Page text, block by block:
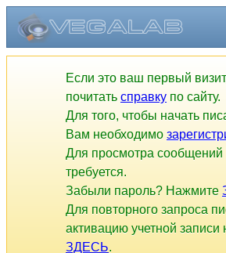
Если это ваш первый
почитать справку по сайту.
Для того, чтобы начать
Вам необходимо
Для просмотра сообщений
требуется.
Забыли пароль? Нажмите
Для повторного запроса
активацию учетной записи
ЗДЕСЬ.